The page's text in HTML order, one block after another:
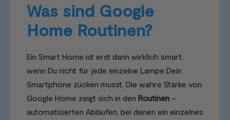
Was sind Google
Home Routinen?
Ein Smart Home ist erst dann wirklich smart,
wenn Du nicht für jede einzelne Lampe Dein
Smartphone zücken musst. Die wahre Stärke von
Google Home zeigt sich in den Routinen –
automatisierten Abläufen, bei denen ein einzelnes